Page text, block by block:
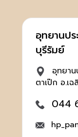
อุทยานป
บุรีรัมย์
อุทยา
ตาเป๊ก อ.เฉ
044